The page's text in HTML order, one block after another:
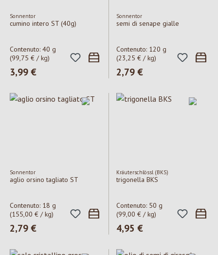
Sonnentor
cumino intero ST (40g)
Contenuto: 40 g
(99,75 € / kg)
Prezzo normale:
3,99 €
Sonnentor
semi di senape gialle
Contenuto: 120 g
(23,25 € / kg)
Prezzo normale:
2,79 €
Sonnentor
aglio orsino tagliato ST
Contenuto: 18 g
(155,00 € / kg)
Prezzo normale:
2,79 €
Kräuterschlössl (BKS)
trigonella BKS
Contenuto: 50 g
(99,00 € / kg)
Prezzo normale:
4,95 €